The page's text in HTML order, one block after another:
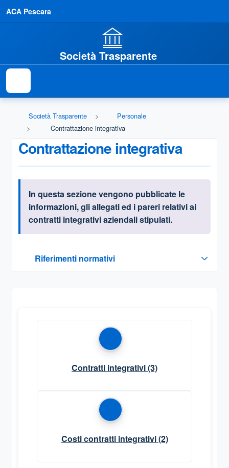
ACA Pescara
Società Trasparente
Società Trasparente
Personale
Contrattazione integrativa
Contrattazione integrativa
Informazioni introduttive
In questa sezione vengono pubblicate le
informazioni, gli allegati ed i pareri relativi ai
contratti integrativi aziendali stipulati.
Riferimenti normativi
Sezione compressa
Contratti integrativi(3)
Costi contratti integrativi(2)